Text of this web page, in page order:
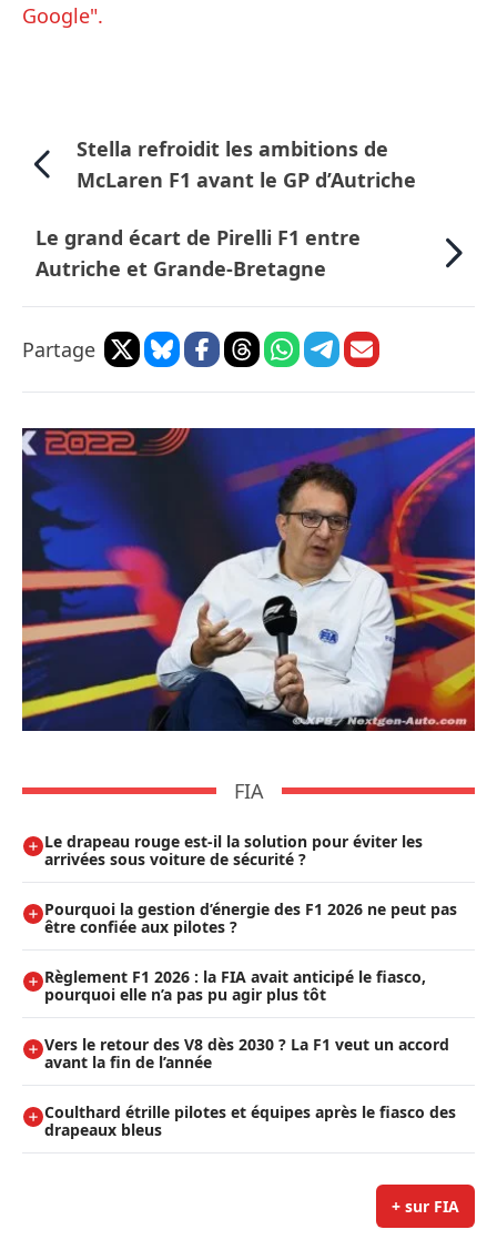
Google".
Stella refroidit les ambitions de
McLaren F1 avant le GP d’Autriche
Le grand écart de Pirelli F1 entre
Autriche et Grande-Bretagne
Partage
FIA
Le drapeau rouge est-il la solution pour éviter les
arrivées sous voiture de sécurité ?
Pourquoi la gestion d’énergie des F1 2026 ne peut pas
être confiée aux pilotes ?
Règlement F1 2026 : la FIA avait anticipé le fiasco,
pourquoi elle n’a pas pu agir plus tôt
Vers le retour des V8 dès 2030 ? La F1 veut un accord
avant la fin de l’année
Coulthard étrille pilotes et équipes après le fiasco des
drapeaux bleus
+ sur FIA